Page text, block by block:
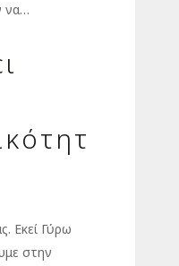
να…
Εκεί Γύρω
στην